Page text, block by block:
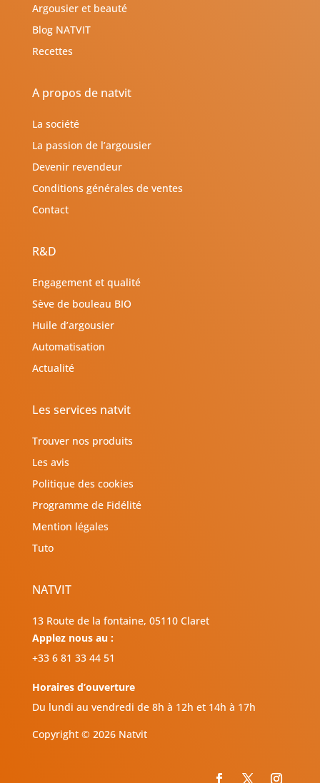
Argousier et beauté
Blog NATVIT
Recettes
A propos de natvit
La société
La passion de l’argousier
Devenir revendeur
Conditions générales de ventes
Contact
R&D
Engagement et qualité
Sève de bouleau BIO
Huile d’argousier
Automatisation
Actualité
Les services natvit
Trouver nos produits
Les avis
Politique des cookies
Programme de Fidélité
Mention légales
Tuto
NATVIT
13 Route de la fontaine, 05110 Claret
Applez nous au :
+33 6 81 33 44 51
Horaires d’ouverture
Du lundi au vendredi de 8h à 12h et 14h à 17h
Copyright © 2026 Natvit